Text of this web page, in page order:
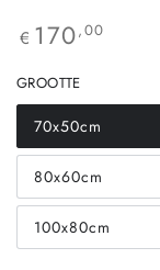
€ 170,00
GROOTTE
70x50cm
Translation
missing:
80x60cm
Translation
missing:
100x80cm
Translation
missing: